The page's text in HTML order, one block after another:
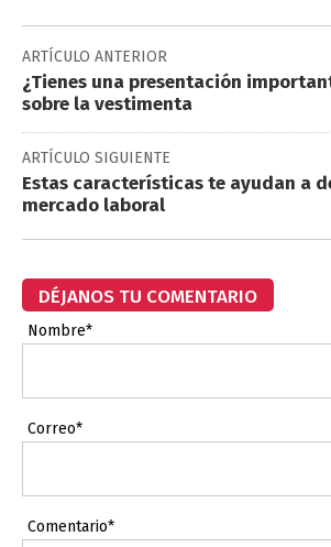
ARTÍCULO ANTERIOR
¿Tienes una presentación
sobre la vestimenta
ARTÍCULO SIGUIENTE
Estas características te ayudan a
mercado laboral
DÉJANOS TU COMENTARIO
Nombre*
Correo*
Comentario*